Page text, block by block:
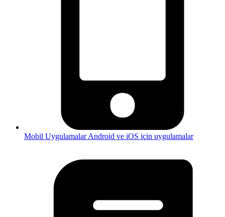
Mobil UygulamalarAndroid ve iOS için uygulamalar